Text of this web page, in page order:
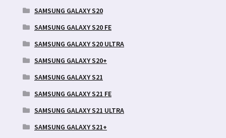
SAMSUNG GALAXY S20
SAMSUNG GALAXY S20 FE
SAMSUNG GALAXY S20 ULTRA
SAMSUNG GALAXY S20+
SAMSUNG GALAXY S21
SAMSUNG GALAXY S21 FE
SAMSUNG GALAXY S21 ULTRA
SAMSUNG GALAXY S21+